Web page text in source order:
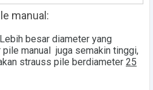
manual:
besar diameter yang
pile manual juga semakin tinggi,
strauss pile berdiameter 25